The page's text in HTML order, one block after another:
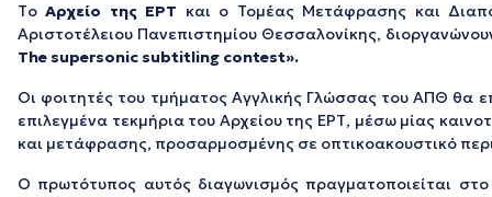
TοΑρχείο της ΕΡΤ και ο Τομέας Μετάφρασης και
Αριστοτέλειου Πανεπιστημίου Θεσσαλονίκης,
The supersonic subtitling contest».
Οι φοιτητές του τμήματος Αγγλικής Γλώσσας του ΑΠΘ θα
επιλεγμένα τεκμήρια του Αρχείου της ΕΡΤ, μέσω μίας
και μετάφρασης, προσαρμοσμένης σε οπτικοακουστικό
Ο πρωτότυπος αυτός διαγωνισμός πραγματοποιείται